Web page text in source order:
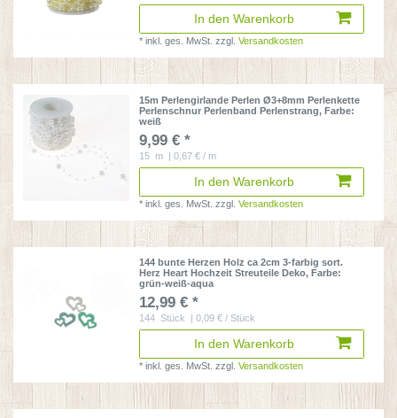
In den Warenkorb
*inkl. ges. MwSt. zzgl.Versandkosten
15m Perlengirlande Perlen Ø3+8mm Perlenkette
Perlenschnur Perlenband Perlenstrang, Farbe:
weiß
9,99 € *
15 m | 0,67 € / m
In den Warenkorb
*inkl. ges. MwSt. zzgl.Versandkosten
144 bunte Herzen Holz ca 2cm 3-farbig sort.
Herz Heart Hochzeit Streuteile Deko, Farbe:
grün-weiß-aqua
12,99 € *
144 Stück | 0,09 € / Stück
In den Warenkorb
*inkl. ges. MwSt. zzgl.Versandkosten